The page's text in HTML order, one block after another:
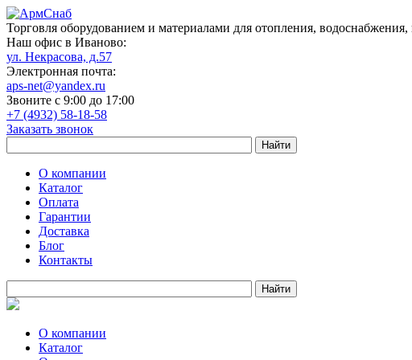
Торговля оборудованием и материалами для отопления,
Наш офис в Иваново:
ул. Некрасова, д.57
Электронная почта:
aps-net@yandex.ru
Звоните с 9:00 до 17:00
+7 (4932) 58-18-58
Заказать звонок
О компании
Каталог
Оплата
Гарантии
Доставка
Блог
Контакты
О компании
Каталог